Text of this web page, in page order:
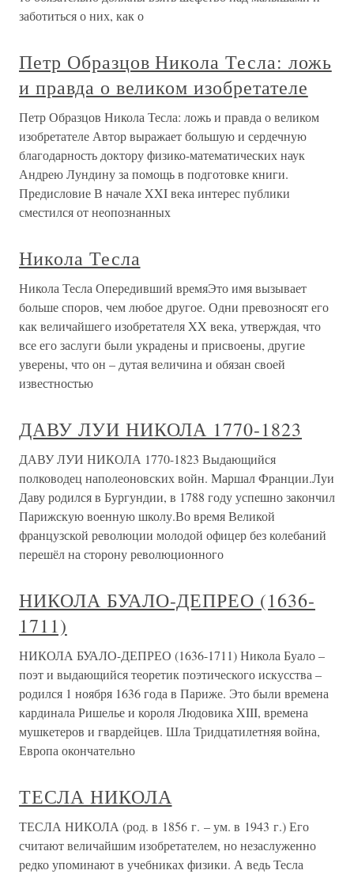
заботиться о них, как о
Петр Образцов Никола Тесла: ложь
и правда о великом изобретателе
Петр Образцов Никола Тесла: ложь и правда о великом
изобретателе Автор выражает большую и сердечную
благодарность доктору физико-математических наук
Андрею Лундину за помощь в подготовке книги.
Предисловие В начале XXI века интерес публики
сместился от неопознанных
Никола Тесла
Никола Тесла Опередивший времяЭто имя вызывает
больше споров, чем любое другое. Одни превозносят его
как величайшего изобретателя XX века, утверждая, что
все его заслуги были украдены и присвоены, другие
уверены, что он – дутая величина и обязан своей
известностью
ДАВУ ЛУИ НИКОЛА 1770-1823
ДАВУ ЛУИ НИКОЛА 1770-1823 Выдающийся
полководец наполеоновских войн. Маршал Франции.Луи
Даву родился в Бургундии, в 1788 году успешно закончил
Парижскую военную школу.Во время Великой
французской революции молодой офицер без колебаний
перешёл на сторону революционного
НИКОЛА БУАЛО-ДЕПРЕО (1636-
1711)
НИКОЛА БУАЛО-ДЕПРЕО (1636-1711) Никола Буало –
поэт и выдающийся теоретик поэтического искусства –
родился 1 ноября 1636 года в Париже. Это были времена
кардинала Ришелье и короля Людовика XIII, времена
мушкетеров и гвардейцев. Шла Тридцатилетняя война,
Европа окончательно
ТЕСЛА НИКОЛА
ТЕСЛА НИКОЛА (род. в 1856 г. – ум. в 1943 г.) Его
считают величайшим изобретателем, но незаслуженно
редко упоминают в учебниках физики. А ведь Тесла